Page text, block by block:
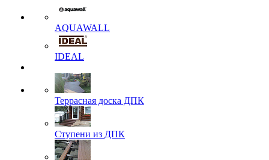
AQUAWALL
IDEAL
Террасная доска ДПК
Ступени из ДПК